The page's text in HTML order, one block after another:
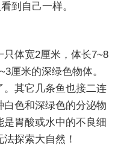
到自己一样。
体宽2厘米，体长7~8
厘米的深绿色物体。
其它几条鱼也接二连
色和深绿色的分泌物
胃酸或水中的不良细
探索大自然！